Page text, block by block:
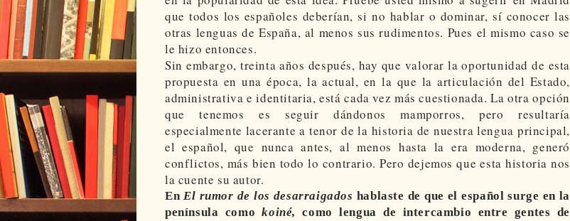
que todos los españoles deberían, si no hablar o dominar, sí conocer las
otras lenguas de España, al menos sus rudimentos. Pues el mismo caso se
le hizo entonces.
Sin embargo, treinta años después, hay que valorar la oportunidad de esta
propuesta en una época, la actual, en la que la articulación del Estado,
administrativa e identitaria, está cada vez más cuestionada. La otra opción
que tenemos es seguir dándonos mamporros, pero resultaría
especialmente lacerante a tenor de la historia de nuestra lengua principal,
el español, que nunca antes, al menos hasta la era moderna, generó
conflictos, más bien todo lo contrario. Pero dejemos que esta historia nos
la cuente su autor.
EnEl rumor de los desarraigados hablaste de que el español surge en la
península comokoiné, como lengua de intercambio entre gentes de